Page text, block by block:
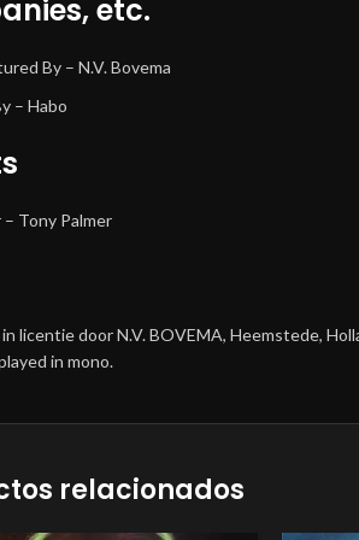
etc.
By – N.V. Bovema
– Habo
– Tony Palmer
licentie door N.V. BOVEMA, Heemstede,
in mono.
relacionados